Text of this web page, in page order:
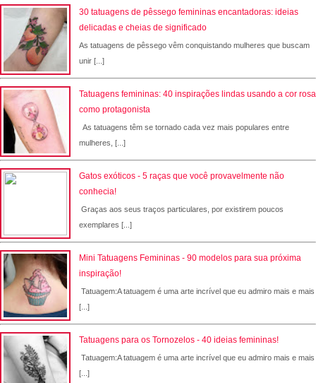
30 tatuagens de pêssego femininas encantadoras: ideias
delicadas e cheias de significado
As tatuagens de pêssego vêm conquistando mulheres que buscam
unir [...]
Tatuagens femininas: 40 inspirações lindas usando a cor rosa
como protagonista
As tatuagens têm se tornado cada vez mais populares entre
mulheres, [...]
Gatos exóticos - 5 raças que você provavelmente não
conhecia!
Graças aos seus traços particulares, por existirem poucos
exemplares [...]
Mini Tatuagens Femininas - 90 modelos para sua próxima
inspiração!
Tatuagem:A tatuagem é uma arte incrível que eu admiro mais e mais
[...]
Tatuagens para os Tornozelos - 40 ideias femininas!
Tatuagem:A tatuagem é uma arte incrível que eu admiro mais e mais
[...]